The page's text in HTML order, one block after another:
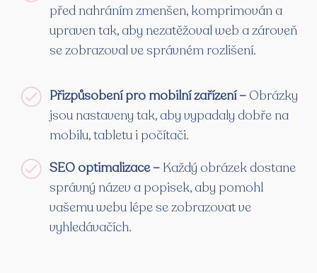
před nahráním zmenšen, komprimován a
upraven tak, aby nezatěžoval web a zároveň
se zobrazoval ve správném rozlišení.
Přizpůsobení pro mobilní zařízení – Obrázky
jsou nastaveny tak, aby vypadaly dobře na
mobilu, tabletu i počítači.
SEO optimalizace – Každý obrázek dostane
správný název a popisek, aby pomohl
vašemu webu lépe se zobrazovat ve
vyhledávačích.